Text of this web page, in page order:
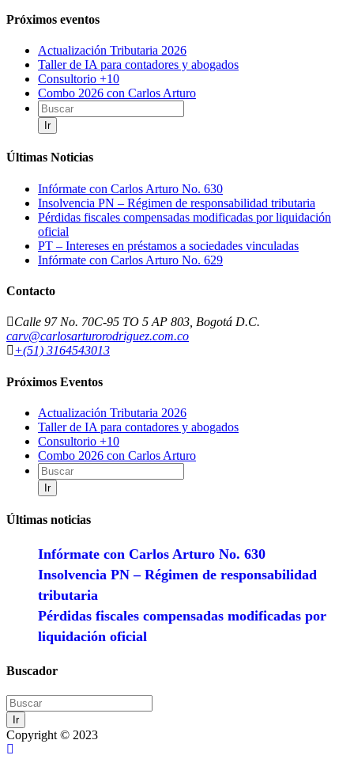
Próximos eventos
Actualización Tributaria 2026
Taller de IA para contadores y abogados
Consultorio +10
Combo 2026 con Carlos Arturo
Ir
Últimas Noticias
Infórmate con Carlos Arturo No. 630
Insolvencia PN – Régimen de responsabilidad tributaria
Pérdidas fiscales compensadas modificadas por liquidación
oficial
PT – Intereses en préstamos a sociedades vinculadas
Infórmate con Carlos Arturo No. 629
Contacto
Calle 97 No. 70C-95 TO 5 AP 803, Bogotá D.C.
carv@carlosarturorodriguez.com.co
+(51) 3164543013
Próximos Eventos
Actualización Tributaria 2026
Taller de IA para contadores y abogados
Consultorio +10
Combo 2026 con Carlos Arturo
Ir
Últimas noticias
Infórmate con Carlos Arturo No. 630
Insolvencia PN – Régimen de responsabilidad
tributaria
Pérdidas fiscales compensadas modificadas por
liquidación oficial
Buscador
Ir
Copyright © 2023